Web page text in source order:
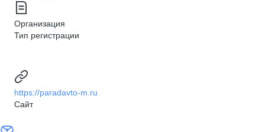
Организация
Тип регистрации
https://paradavto-m.ru
Сайт